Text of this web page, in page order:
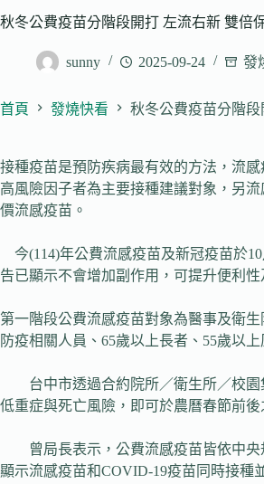
秋冬公費疫苗分階段開打 左流右新 雙倍
sunny 2025-09-24 發
首頁 發燒快看 秋冬公費疫苗分階
接種疫苗是預防疾病最有效的方法，流
高風險因子者為主要接種建議對象，另
價流感疫苗。
今(114)年公費流感疫苗及新冠疫苗於
告已顯示不會增加副作用，可提升便利
第一階段公費流感疫苗對象為醫事及衛
防疫相關人員、65歲以上長者、55歲以
台中市透過合約院所／衛生所／校園
低重症與死亡風險，即可於農曆春節前
曾局長表示，公費流感疫苗皆依中央
顯示流感疫苗和COVID-19疫苗同時接種